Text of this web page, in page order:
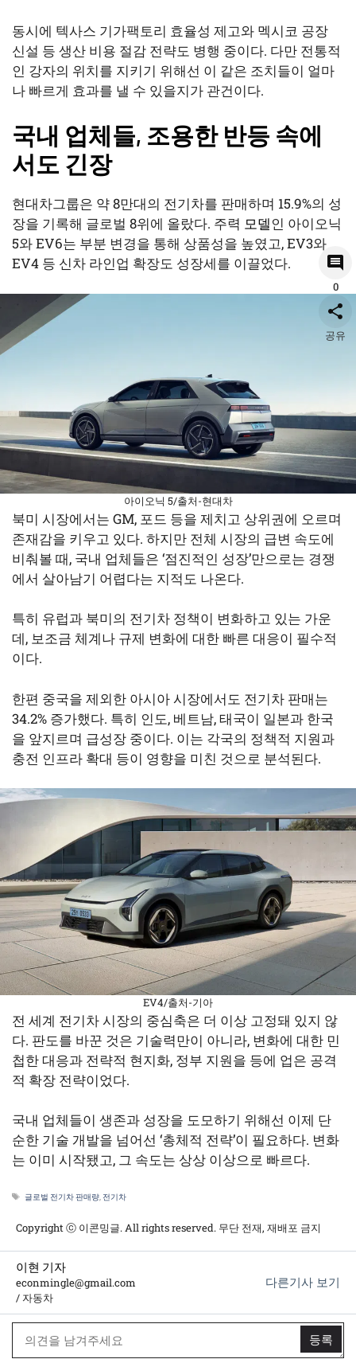
동시에 텍사스 기가팩토리 효율성 제고와 멕시코 공장
신설 등 생산 비용 절감 전략도 병행 중이다. 다만 전통적
인 강자의 위치를 지키기 위해선 이 같은 조치들이 얼마
나 빠르게 효과를 낼 수 있을지가 관건이다.
국내 업체들, 조용한 반등 속에
서도 긴장
현대차그룹은 약 8만대의 전기차를 판매하며 15.9%의 성
장을 기록해 글로벌 8위에 올랐다. 주력 모델인 아이오닉
5와 EV6는 부분 변경을 통해 상품성을 높였고, EV3와
EV4 등 신차 라인업 확장도 성장세를 이끌었다.
아이오닉 5/출처-현대차
북미 시장에서는 GM, 포드 등을 제치고 상위권에 오르며
존재감을 키우고 있다. 하지만 전체 시장의 급변 속도에
비춰볼 때, 국내 업체들은 ‘점진적인 성장’만으로는 경쟁
에서 살아남기 어렵다는 지적도 나온다.
특히 유럽과 북미의 전기차 정책이 변화하고 있는 가운
데, 보조금 체계나 규제 변화에 대한 빠른 대응이 필수적
이다.
한편 중국을 제외한 아시아 시장에서도 전기차 판매는
34.2% 증가했다. 특히 인도, 베트남, 태국이 일본과 한국
을 앞지르며 급성장 중이다. 이는 각국의 정책적 지원과
충전 인프라 확대 등이 영향을 미친 것으로 분석된다.
EV4/출처-기아
전 세계 전기차 시장의 중심축은 더 이상 고정돼 있지 않
다. 판도를 바꾼 것은 기술력만이 아니라, 변화에 대한 민
첩한 대응과 전략적 현지화, 정부 지원을 등에 업은 공격
적 확장 전략이었다.
국내 업체들이 생존과 성장을 도모하기 위해선 이제 단
순한 기술 개발을 넘어선 ‘총체적 전략’이 필요하다. 변화
는 이미 시작됐고, 그 속도는 상상 이상으로 빠르다.
0
공유
태
글로벌 전기차 판매량 전기차
Copyright ⓒ 이콘밍글. All rights reserved. 무단 전재, 재배포 금지
이현 기자
econmingle@gmail.com
/ 자동차
다른기사 보기